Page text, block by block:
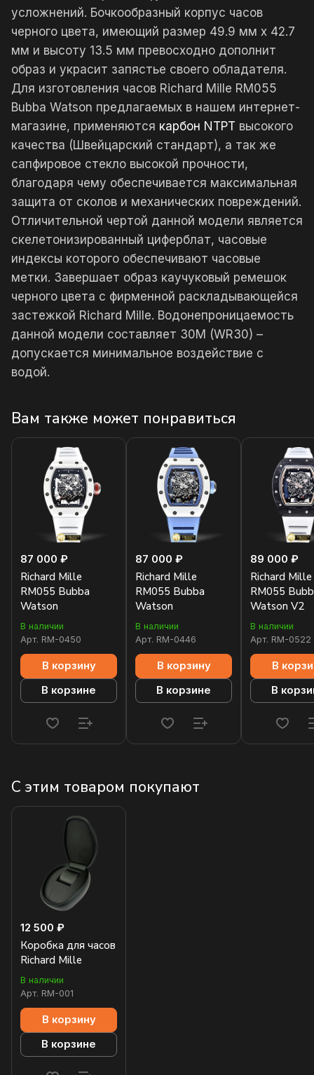
усложнений. Бочкообразный корпус часов
черного цвета, имеющий размер 49.9 мм x 42.7
мм и высоту 13.5 мм превосходно дополнит
образ и украсит запястье своего обладателя.
Для изготовления часов Richard Mille RM055
Bubba Watson предлагаемых в нашем интернет-
магазине, применяются карбон NTPT высокого
качества (Швейцарский стандарт), а так же
сапфировое стекло высокой прочности,
благодаря чему обеспечивается максимальная
защита от сколов и механических повреждений.
Отличительной чертой данной модели является
скелетонизированный циферблат, часовые
индексы которого обеспечивают часовые
метки. Завершает образ каучуковый ремешок
черного цвета с фирменной раскладывающейся
застежкой Richard Mille. Водонепроницаемость
данной модели составляет 30М (WR30) –
допускается минимальное воздействие с
водой.
Вам также может понравиться
87 000 ₽
Richard Mille
RM055 Bubba
Watson
В наличии
Арт. RM-0450
В корзину
В корзине
87 000 ₽
Richard Mille
RM055 Bubba
Watson
В наличии
Арт. RM-0446
В корзину
В корзине
89 000 ₽
Richard Mille
RM055
Watson V2
В наличии
Арт. RM-0522
В
В
С этим товаром покупают
12 500 ₽
Коробка для часов
Richard Mille
В наличии
Арт. RM-001
В корзину
В корзине